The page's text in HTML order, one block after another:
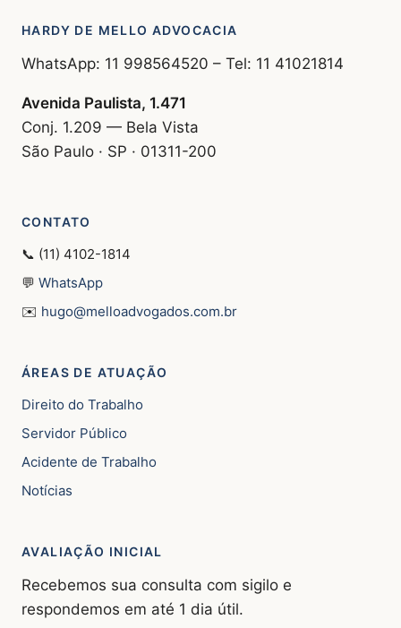
HARDY DE MELLO ADVOCACIA
WhatsApp: 11 998564520 – Tel: 11 41021814
Avenida Paulista, 1.471
Conj. 1.209 — Bela Vista
São Paulo · SP · 01311-200
CONTATO
📞 (11) 4102-1814
💬 WhatsApp
✉️ hugo@melloadvogados.com.br
ÁREAS DE ATUAÇÃO
Direito do Trabalho
Servidor Público
Acidente de Trabalho
Notícias
AVALIAÇÃO INICIAL
Recebemos sua consulta com sigilo e
respondemos em até 1 dia útil.